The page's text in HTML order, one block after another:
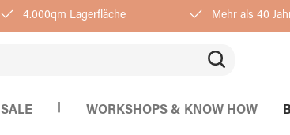
4.000qm Lagerfläche Mehr als 40
SALE WORKSHOPS & KNOW HOW